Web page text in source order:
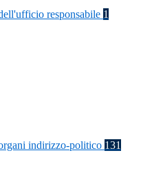
responsabile 1
indirizzo-politico 131